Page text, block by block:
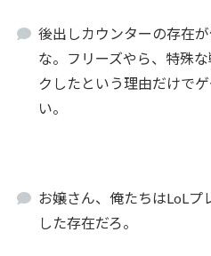
後出しカウンターの存在
な。フリーズやら、特殊
クしたという理由だけで
い。
お嬢さん、俺たちはLoLプ
した存在だろ。